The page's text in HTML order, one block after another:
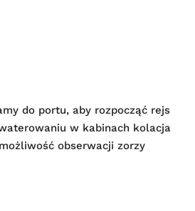
do portu, aby rozpocząć rejs
w kabinach kolacja
obserwacji zorzy